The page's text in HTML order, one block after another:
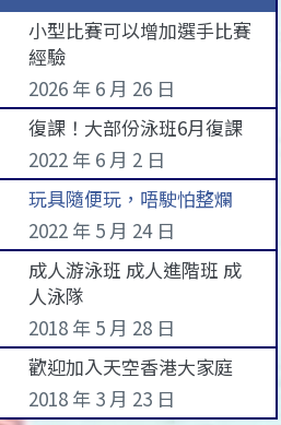
小型比賽可以增加選手比賽
經驗
2026 年 6 月 26 日
復課！大部份泳班6月復課
2022 年 6 月 2 日
玩具隨便玩，唔駛怕整爛
2022 年 5 月 24 日
成人游泳班 成人進階班 成
人泳隊
2018 年 5 月 28 日
歡迎加入天空香港大家庭
2018 年 3 月 23 日